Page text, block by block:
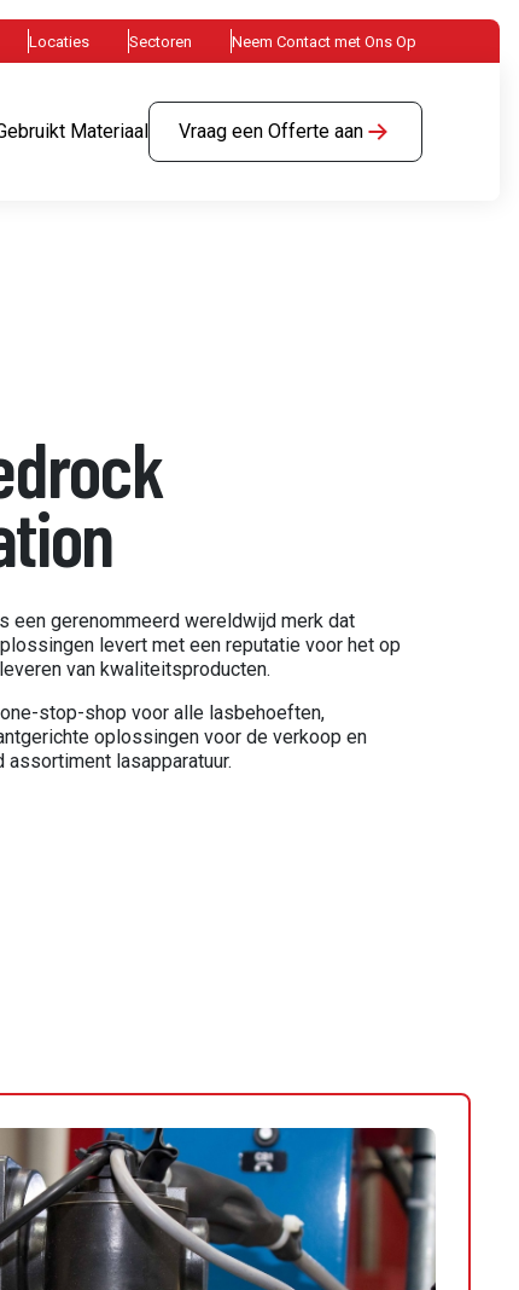
Locaties Sectoren Neem Contact met Ons Op
Materiaal Vraag een Offerte aan
een gerenommeerd wereldwijd merk dat
levert met een reputatie voor het op
van kwaliteitsproducten.
stop-shop voor alle lasbehoeften,
oplossingen voor de verkoop en
assortiment lasapparatuur.